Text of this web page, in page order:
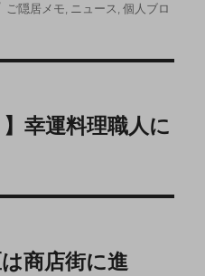
ご隠居メモ, ニュース,個人ブロ
幸運料理職人に
商店街に進